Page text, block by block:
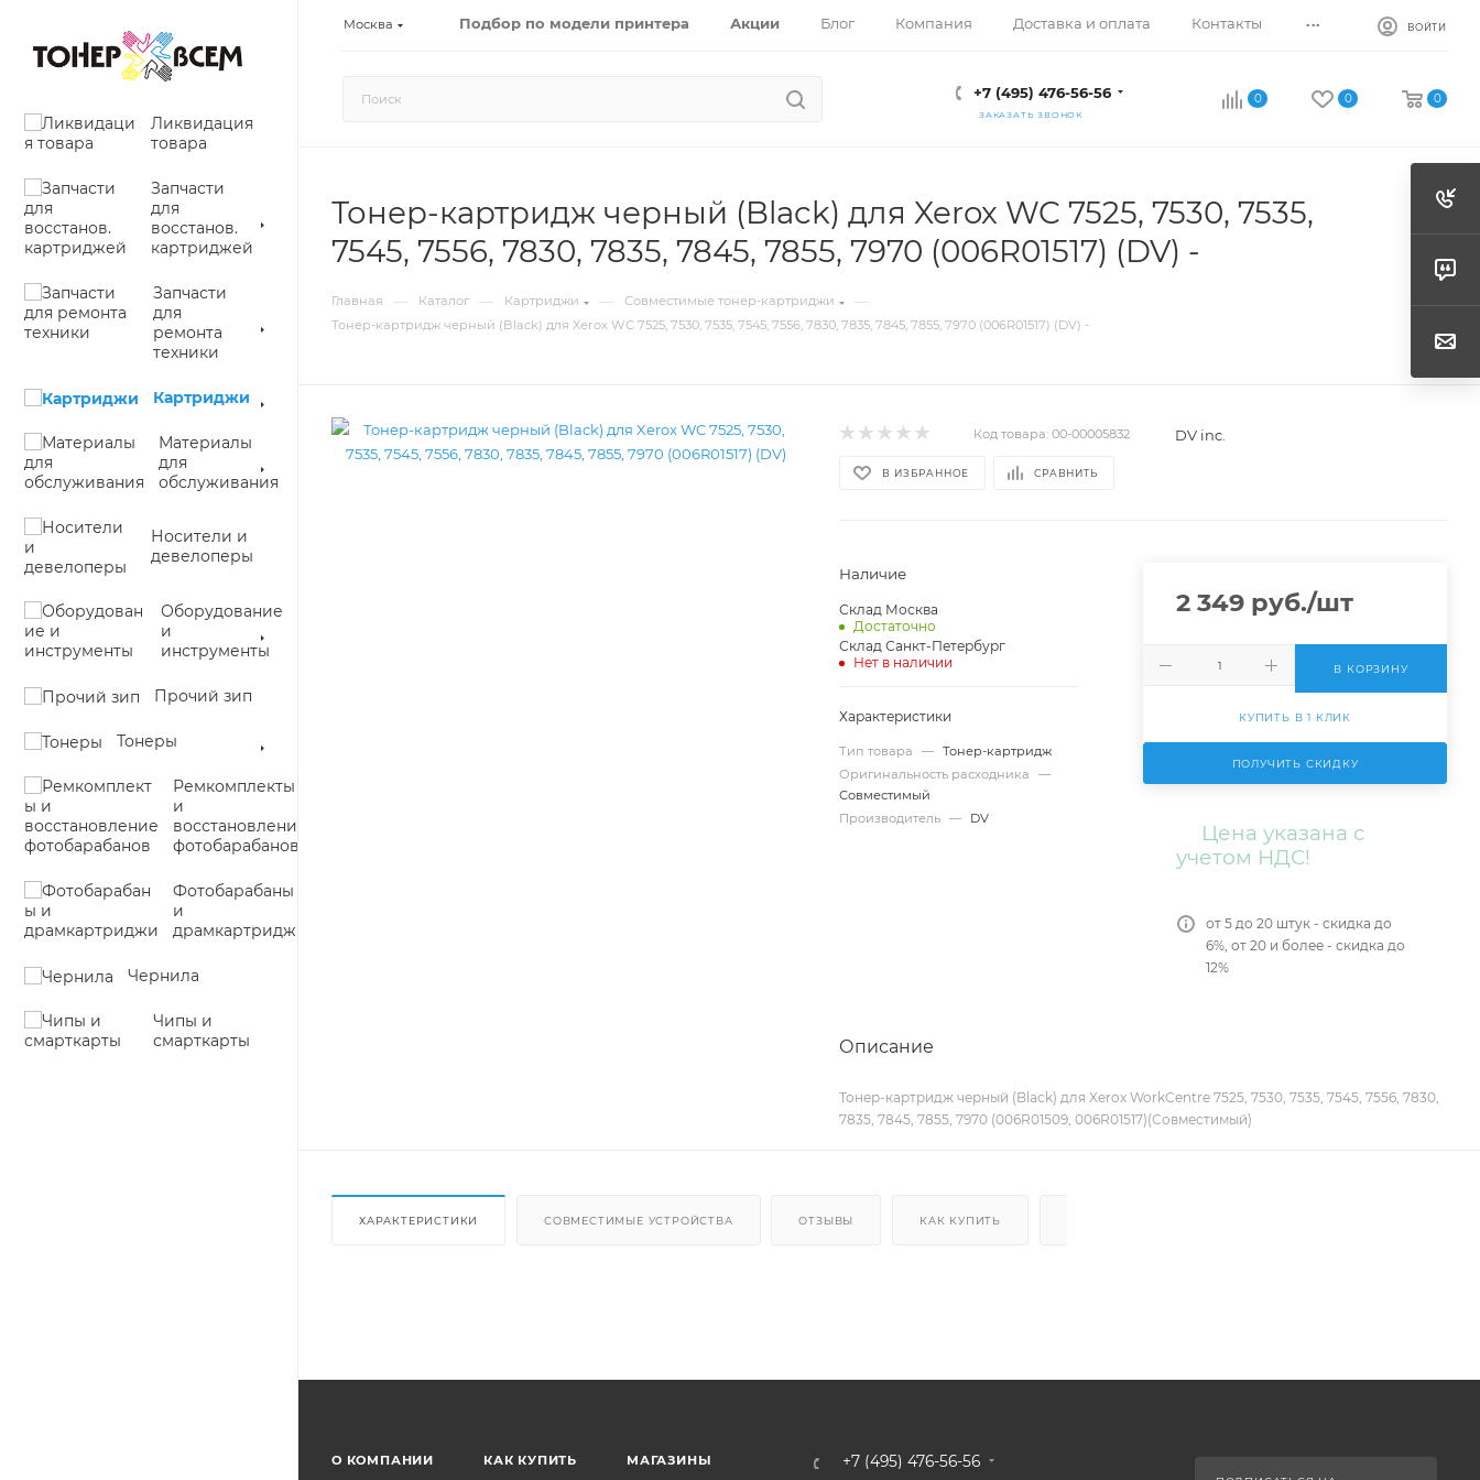
Москва Подбор по модели принтера Акции Блог Компания Доставка и оплата Контакты ... ВОЙТИ
+7 (495) 476-56-56
ЗАКАЗАТЬ ЗВОНОК
0 0 0
Ликвидация
товара
Запчасти
для
восстанов.
картриджей
Запчасти
для
ремонта
техники
Картриджи
Материалы
для
обслуживания
Носители и
девелоперы
Оборудование
и
инструменты
Прочий зип
Тонеры
Ремкомплекты
и
восстановление
фотобарабанов
Фотобарабаны
и
драмкартриджи
Чернила
Чипы и
смарткарты
Тонер-картридж черный (Black) для Xerox WC 7525, 7530, 7535,
7545, 7556, 7830, 7835, 7845, 7855, 7970 (006R01517) (DV) -
Главная — Каталог — Картриджи — Совместимые тонер-картриджи —
Тонер-картридж черный (Black) для Xerox WC 7525, 7530, 7535, 7545, 7556, 7830, 7835, 7845, 7855, 7970 (006R01517) (DV) -
Код товара: 00-00005832 DV inc.
В ИЗБРАННОЕ СРАВНИТЬ
Наличие
Склад Москва
Достаточно
Склад Санкт-Петербург
Нет в наличии
Характеристики
Тип товара —
Тонер-картридж
Оригинальность расходника
—
Совместимый
Производитель
— DV
2 349 руб./шт
В КОРЗИНУ
КУПИТЬ В 1 КЛИК
ПОЛУЧИТЬ СКИДКУ
Цена указана с
учетом НДС!
от 5 до 20 штук - скидка до
6%, от 20 и более - скидка до
12%
Описание
Тонер-картридж черный (Black) для Xerox WorkCentre 7525, 7530, 7535, 7545, 7556, 7830,
7835, 7845, 7855, 7970 (006R01509, 006R01517)(Совместимый)
ХАРАКТЕРИСТИКИ СОВМЕСТИМЫЕ УСТРОЙСТВА ОТЗЫВЫ КАК КУПИТЬ
О КОМПАНИИ КАК КУПИТЬ МАГАЗИНЫ +7 (495) 476-56-56